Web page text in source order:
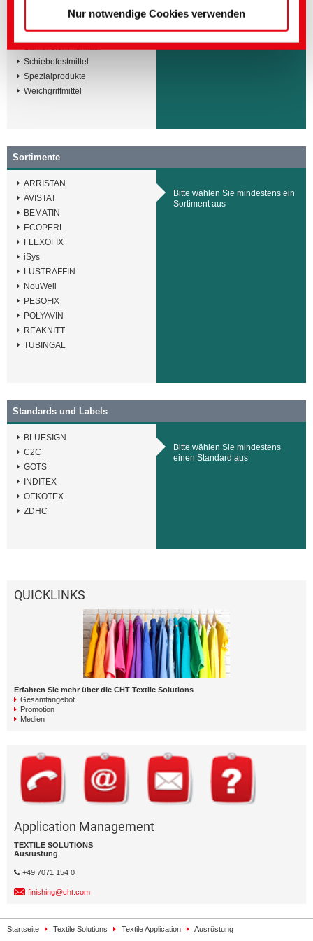
Nur notwendige Cookies verwenden
Oberflächenmodifikatoren/
Griffmodifikatoren
Rauavivagen
Sanforisierhilfsmittel
Schiebefestmittel
Spezialprodukte
Weichgriffmittel
Sortimente
ARRISTAN
AVISTAT
BEMATIN
ECOPERL
FLEXOFIX
iSys
LUSTRAFFIN
NouWell
PESOFIX
POLYAVIN
REAKNITT
TUBINGAL
Bitte wählen Sie mindestens ein
Sortiment aus
Standards und Labels
BLUESIGN
C2C
GOTS
INDITEX
OEKOTEX
ZDHC
Bitte wählen Sie mindestens
einen Standard aus
QUICKLINKS
Erfahren Sie mehr über die CHT Textile Solutions
Gesamtangebot
Promotion
Medien
Application Management
TEXTILE SOLUTIONS
Ausrüstung
+49 7071 154 0
finishing@cht.com
Startseite Textile Solutions Textile Application Ausrüstung